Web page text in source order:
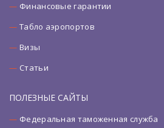
Финансовые гарантии
Табло аэропортов
Визы
Статьи
ПОЛЕЗНЫЕ САЙТЫ
Федеральная таможенная служба